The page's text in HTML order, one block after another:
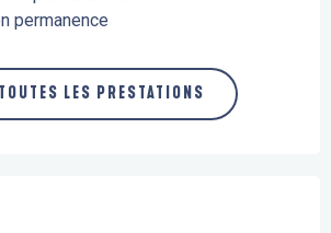
permanence
LES PRESTATIONS